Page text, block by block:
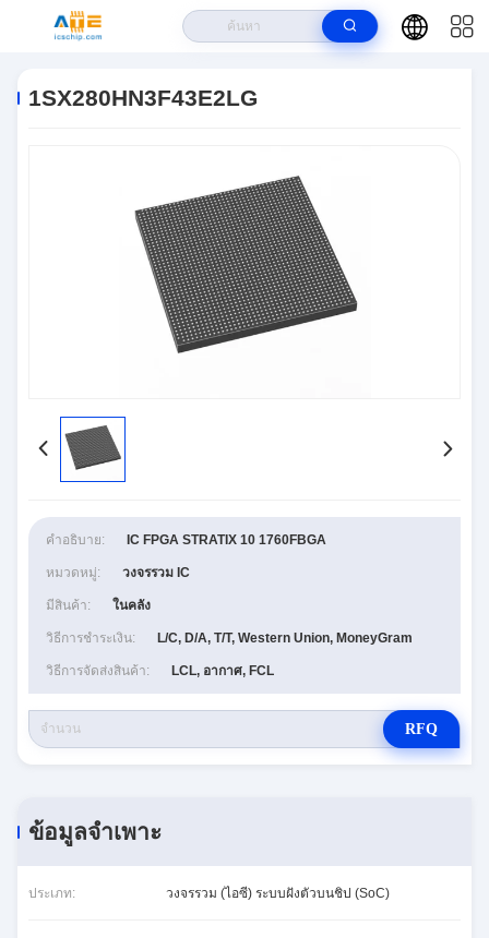
1SX280HN3F43E2LG
คำอธิบาย: IC FPGA STRATIX 10 1760FBGA
หมวดหมู่: วงจรรวม IC
มีสินค้า: ในคลัง
วิธีการชำระเงิน: L/C, D/A, T/T, Western Union, MoneyGram
วิธีการจัดส่งสินค้า: LCL, อากาศ, FCL
RFQ
ข้อมูลจำเพาะ
ประเภท: วงจรรวม (ไอซี) ระบบฝังตัวบนชิป (SoC)